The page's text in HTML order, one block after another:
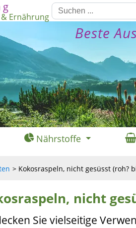
g
Ernährung
Beste
Nährstoffe
Kokosraspeln, nicht gesüsst (roh?
nicht
Sie vielseitige